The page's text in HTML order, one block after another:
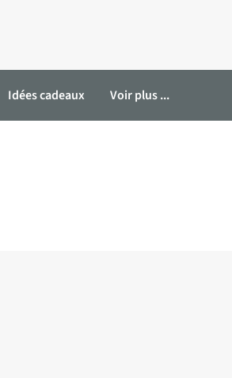
Idées cadeaux Voir plus ...